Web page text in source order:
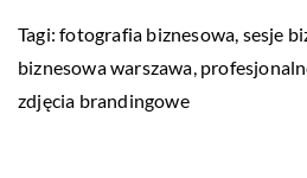
Tagi: fotografia biznesowa, sesje
biznesowa warszawa,
zdjęcia brandingowe